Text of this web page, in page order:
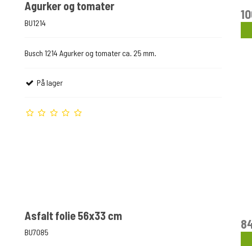
Agurker og tomater
BU1214
Busch 1214 Agurker og tomater ca. 25 mm.
På lager
Asfalt folie 56x33 cm
BU7085